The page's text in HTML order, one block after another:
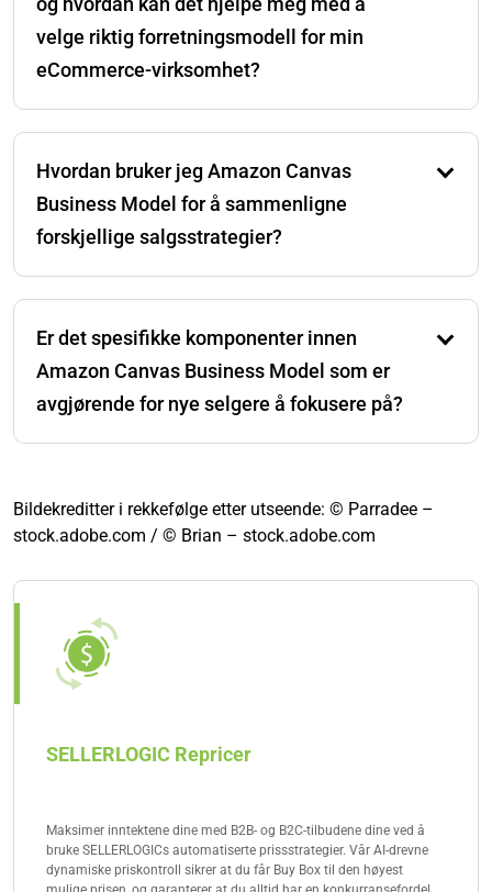
velge riktig forretningsmodell for min
eCommerce-virksomhet?
planlegge forskjellige aspekter av din Amazon-
virksomhet. Ved å bryte ned komponenter som
verdiforslag, kundesegmenter, inntektsstrømmer og
kostnadsstruktur, kan du bedre forstå hvilken
forretningsmodell – som FBA, FBM, Private Label eller
Wholesale – som best samsvarer med dine mål og
ressurser.
Hvordan bruker jeg Amazon Canvas
Business Model for å sammenligne
forskjellige salgsstrategier?
om side. For eksempel kan du analysere fordelene og
ulempene ved drop-shipping versus private labeling
ved å undersøke faktorer som fortjenestemarginer,
oppfyllingsansvar og markedsføringsinnsats. Denne
tilnærmingen hjelper deg med å ta en informert
forretningsmodellen for din eCommerce-virksomhet.
Er det spesifikke komponenter innen
Amazon Canvas Business Model som er
avgjørende for nye selgere å fokusere på?
kundesegmenter og kanaler innen Amazon Canvas
Business Model. Å forstå dine unike salgsargumenter,
betydelig påvirke suksessen til din valgte Amazon-
forretningsmodell. Denne fokuserte tilnærmingen
sikrer at du bygger et solid grunnlag for ditt
eCommerce-foretak.
Bildekreditter i rekkefølge etter utseende: © Parradee –
stock.adobe.com / © Brian – stock.adobe.com
SELLERLOGIC Repricer
Maksimer inntektene dine med B2B- og B2C-tilbudene dine ved å
bruke SELLERLOGICs automatiserte prissstrategier. Vår AI-drevne
dynamiske priskontroll sikrer at du får Buy Box til den høyest